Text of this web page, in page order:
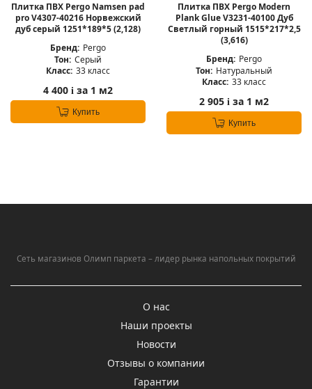
Плитка ПВХ Pergo Namsen pad
pro V4307-40216 Норвежский
дуб серый 1251*189*5 (2,128)
Бренд: Pergo
Тон: Серый
Класс: 33 класс
4 400 i за 1 м2
Купить
Плитка ПВХ Pergo Modern
Plank Glue V3231-40100 Дуб
Светлый горный 1515*217*2,5
(3,616)
Бренд: Pergo
Тон: Натуральный
Класс: 33 класс
2 905 i за 1 м2
Купить
Сеть магазинов Олимп паркета – лидер рынка напольных покрытий
О нас
Наши проекты
Новости
Отзывы о компании
Гарантии